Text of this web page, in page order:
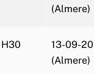
(Almere)
H30
13-09-
(Almere)